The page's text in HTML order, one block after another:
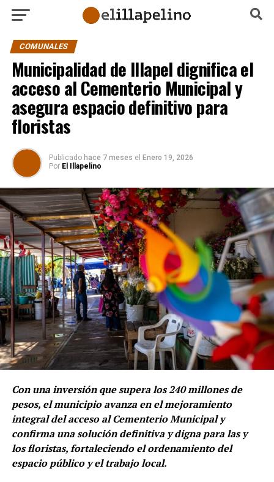
COMUNALES
Municipalidad de Illapel dignifica el
acceso al Cementerio Municipal y
asegura espacio definitivo para
floristas
Publicado hace 7 meses el Enero 19, 2026
Por El Illapelino
Con una inversión que supera los 240 millones de
pesos, el municipio avanza en el mejoramiento
integral del acceso al Cementerio Municipal y
confirma una solución definitiva y digna para las y
los floristas, fortaleciendo el ordenamiento del
espacio público y el trabajo local.